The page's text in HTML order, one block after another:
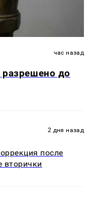
час назад
до
2 дня назад
после
вторички